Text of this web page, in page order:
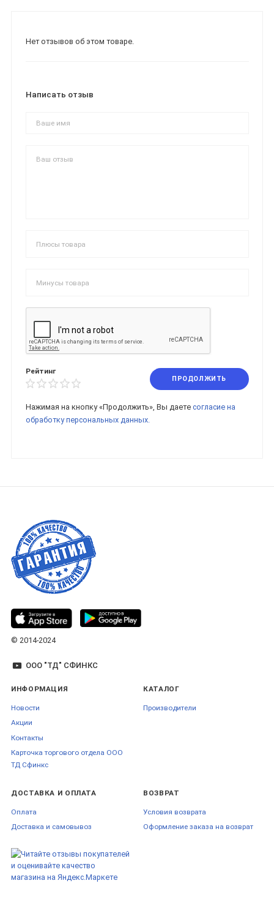
Нет отзывов об этом товаре.
Написать отзыв
Рейтинг
ПРОДОЛЖИТЬ
Нажимая на кнопку «Продолжить», Вы даете согласие на
обработку персональных данных.
© 2014-2024
ООО "ТД" СФИНКС
ИНФОРМАЦИЯ
Новости
Акции
Контакты
Карточка торгового отдела ООО
ТД Сфинкс
КАТАЛОГ
Производители
ДОСТАВКА И ОПЛАТА
Оплата
Доставка и самовывоз
ВОЗВРАТ
Условия возврата
Оформление заказа на возврат